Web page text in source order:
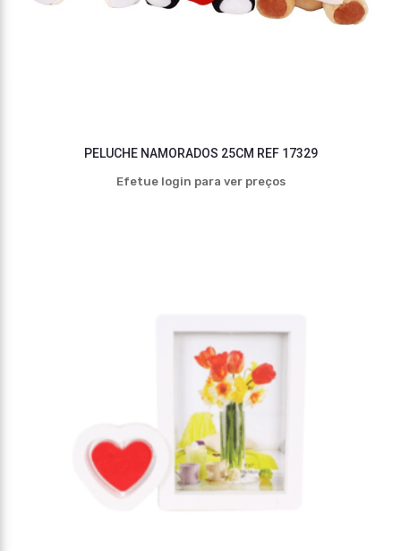
PELUCHE NAMORADOS 25CM REF 17329
Efetue login para ver preços